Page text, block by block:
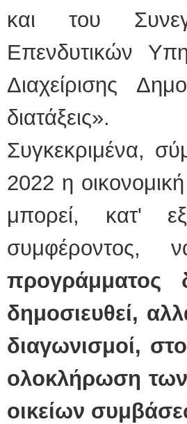
και του
Επενδυτικών
Διαχείρισης
διατάξεις».
Συγκεκριμένα,
2022 η
μπορεί, κατ'
συμφέροντος,
προγράμματος
δημοσιευθεί,
διαγωνισμοί,
ολοκλήρωση
οικείων